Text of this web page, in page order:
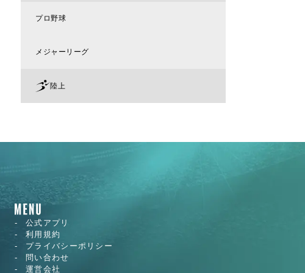
プロ野球
メジャーリーグ
陸上
公式アプリ
利用規約
プライバシーポリシー
問い合わせ
運営会社